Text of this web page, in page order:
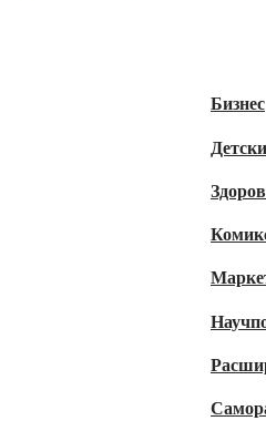
Бизнес